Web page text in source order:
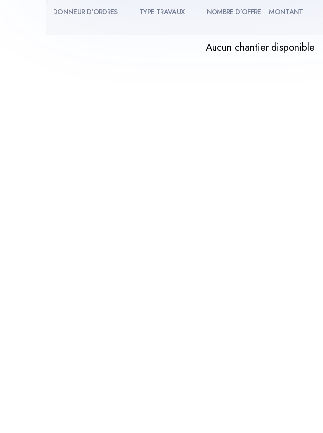
DONNEUR D'ORDRES TYPE TRAVAUX NOMBRE D’OFFRE MONTANT
Aucun chantier disponible